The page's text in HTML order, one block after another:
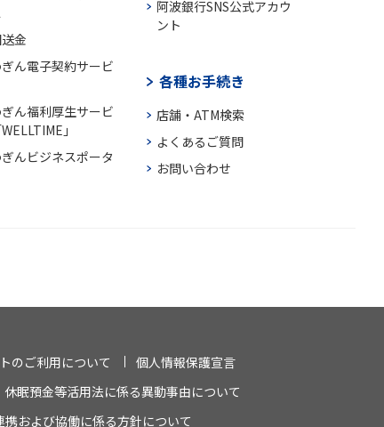
金
ん電子契約サービ
ん福利厚生サービ
」
んビジネスポータ
阿波銀行SNS公式アカウ
ント
各種お手続き
店舗・ATM検索
よくあるご質問
お問い合わせ
のご利用について
個人情報保護宣言
休眠預金等活用法に係る異動事由について
および協働に係る方針について